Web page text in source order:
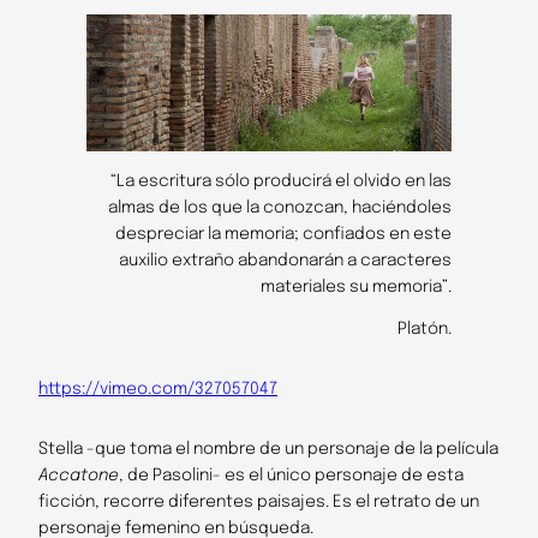
“La escritura sólo producirá el olvido en las
almas de los que la conozcan, haciéndoles
despreciar la memoria; confiados en este
auxilio extraño abandonarán a caracteres
materiales su memoria”.
Platón.
https://vimeo.com/327057047
Stella -que toma el nombre de un personaje de la película
Accatone, de Pasolini- es el único personaje de esta
ficción, recorre diferentes paisajes. Es el retrato de un
personaje femenino en búsqueda.